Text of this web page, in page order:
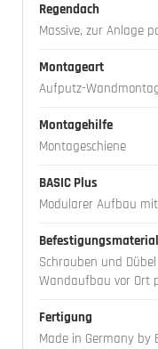
Regendach
Massive, zur Anlage
Montageart
Aufputz-
Montagehilfe
Montageschiene
BASIC Plus
Modularer Aufbau
Befestigungsmaterial
Schrauben und
Wandaufbau vor Ort
Fertigung
Made in Germany